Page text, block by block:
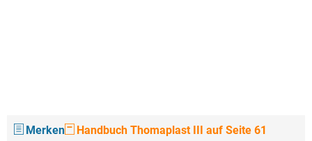
Merken Handbuch Thomaplast III auf Seite 61